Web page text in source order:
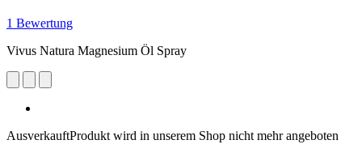
1 Bewertung
Vivus Natura Magnesium Öl Spray
AusverkauftProdukt wird in unserem Shop nicht mehr angeboten